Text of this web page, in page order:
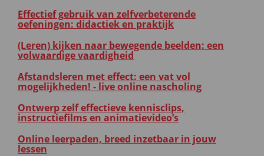
Effectief gebruik van zelfverbeterende
oefeningen: didactiek en praktijk
(Leren) kijken naar bewegende beelden: een
volwaardige vaardigheid
Afstandsleren met effect: een vat vol
mogelijkheden! - live online nascholing
Ontwerp zelf effectieve kennisclips,
instructiefilms en animatievideo’s
Online leerpaden, breed inzetbaar in jouw
lessen